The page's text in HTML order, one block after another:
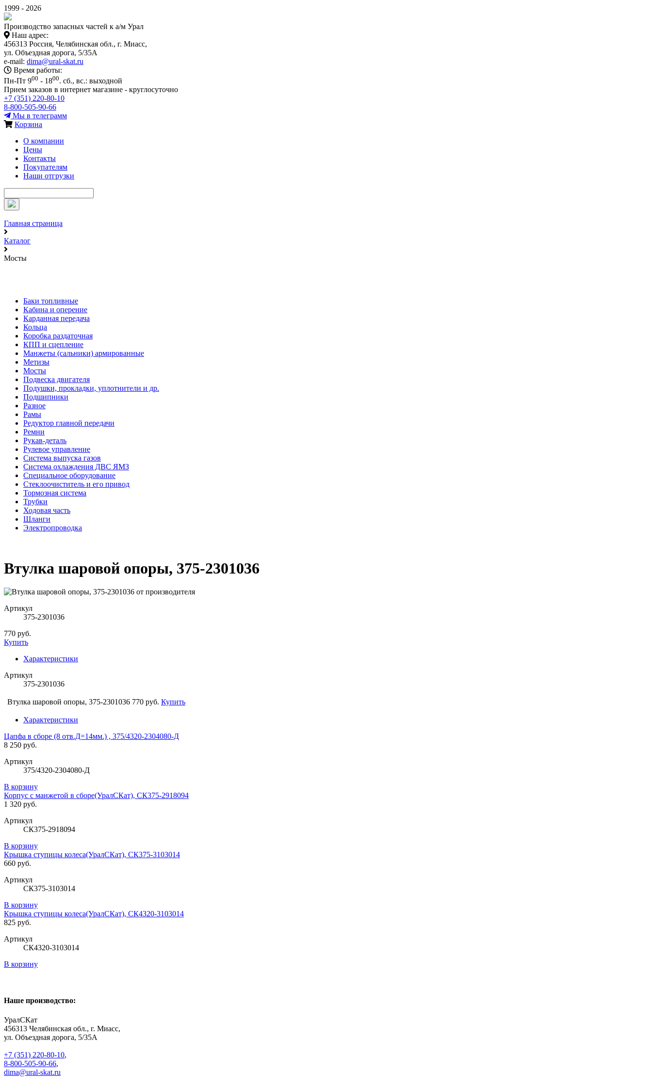
1999 - 2026
Производство запасных частей к а/м Урал
Наш адрес:
456313 Россия, Челябинская обл., г. Миасс,
ул. Объездная дорога, 5/35А
e-mail: dima@ural-skat.ru
Время работы:
Пн-Пт 900 - 1800. сб., вс.: выходной
Прием заказов в интернет магазине - круглосуточно
+7 (351) 220-80-10
8-800-505-90-66
Мы в телеграмм
Корзина
О компании
Цены
Контакты
Покупателям
Наши отгрузки
Главная страница
Каталог
Мосты
Баки топливные
Кабина и оперение
Карданная передача
Кольца
Коробка раздаточная
КПП и сцепление
Манжеты (сальники) армированные
Метизы
Мосты
Подвеска двигателя
Подушки, прокладки, уплотнители и др.
Подшипники
Разное
Рамы
Редуктор главной передачи
Ремни
Рукав-деталь
Рулевое управление
Система выпуска газов
Система охлаждения ДВС ЯМЗ
Специальное оборудование
Стеклоочиститель и его привод
Тормозная система
Трубки
Ходовая часть
Шланги
Электропроводка
Втулка шаровой опоры, 375-2301036
Артикул
375-2301036
770 руб.
Купить
Характеристики
Артикул
375-2301036
Втулка шаровой опоры, 375-2301036 770 руб. Купить
Характеристики
Цапфа в сборе (8 отв.Д=14мм.) , 375/4320-2304080-Д
8 250 руб.
Артикул
375/4320-2304080-Д
В корзину
Корпус с манжетой в сборе(УралСКат), СК375-2918094
1 320 руб.
Артикул
СК375-2918094
В корзину
Крышка ступицы колеса(УралСКат), СК375-3103014
660 руб.
Артикул
СК375-3103014
В корзину
Крышка ступицы колеса(УралСКат), СК4320-3103014
825 руб.
Артикул
СК4320-3103014
В корзину
Наше производство:
УралСКат
456313 Челябинская обл., г. Миасс,
ул. Объездная дорога, 5/35А
+7 (351) 220-80-10,
8-800-505-90-66,
dima@ural-skat.ru